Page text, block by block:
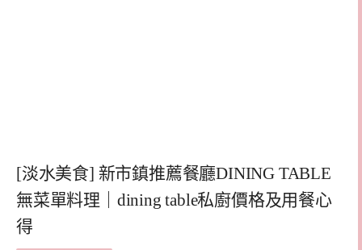
[淡水美食] 新市鎮推薦餐廳DINING TABLE
無菜單料理｜dining table私廚價格及用餐心
得